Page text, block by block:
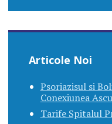
Articole Noi
Psoriazisul si
Conexiunea
Tarife Spitalul